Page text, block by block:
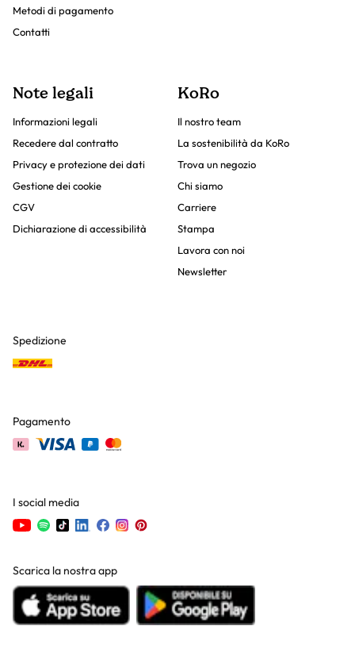
Metodi di pagamento
Contatti
Note legali
Informazioni legali
Recedere dal contratto
Privacy e protezione dei dati
Gestione dei cookie
CGV
Dichiarazione di accessibilità
KoRo
Il nostro team
La sostenibilità da KoRo
Trova un negozio
Chi siamo
Carriere
Stampa
Lavora con noi
Newsletter
Spedizione
Pagamento
I social media
Scarica la nostra app